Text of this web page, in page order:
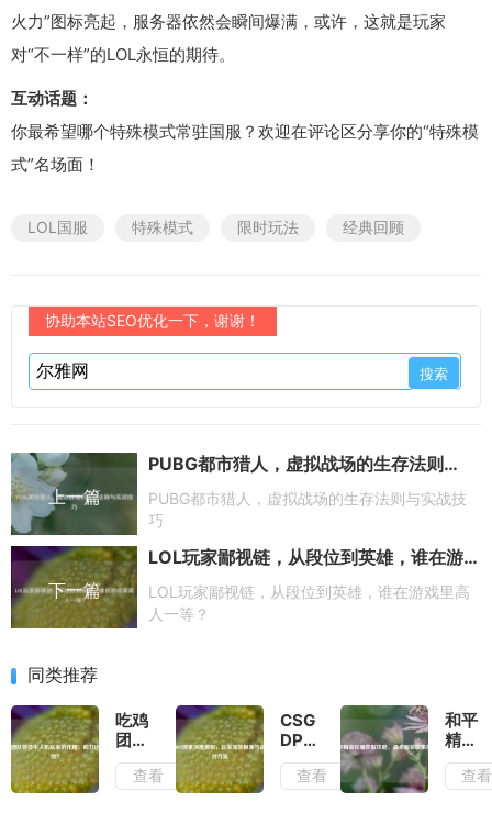
火力”图标亮起，服务器依然会瞬间爆满，或许，这就是玩家
对“不一样”的LOL永恒的期待。
互动话题：
你最希望哪个特殊模式常驻国服？欢迎在评论区分享你的“特殊模
式”名场面！
LOL国服 特殊模式 限时玩法 经典回顾
协助本站SEO优化一下，谢谢！
上一篇
PUBG都市猎人，虚拟战场的生存法则与实战技巧
PUBG都市猎人，虚拟战场的生存法则与实战技
巧
下一篇
LOL玩家鄙视链，从段位到英雄，谁在游戏里高人一等？
LOL玩家鄙视链，从段位到英雄，谁在游戏里高
人一等？
同类推荐
吃鸡
团队
竞技
中人
查看
CSGO
DPI
现象
深度
查看
和平
精英
校服
获取
查看